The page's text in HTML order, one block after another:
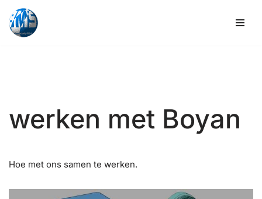
Overslaan
werken met Boyan
Hoe met ons samen te werken.